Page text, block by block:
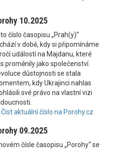
10.2025
číslo časopisu „Prah(y)“
v době, kdy si připomínáme
událostí na Majdanu, které
proměnily jako společenství.
důstojnosti se stala
kdy Ukrajinci nahlas
své právo na vlastní vizi
aktuální číslo na Porohy.cz
09.2025
čísle časopisu „Porohy“ se